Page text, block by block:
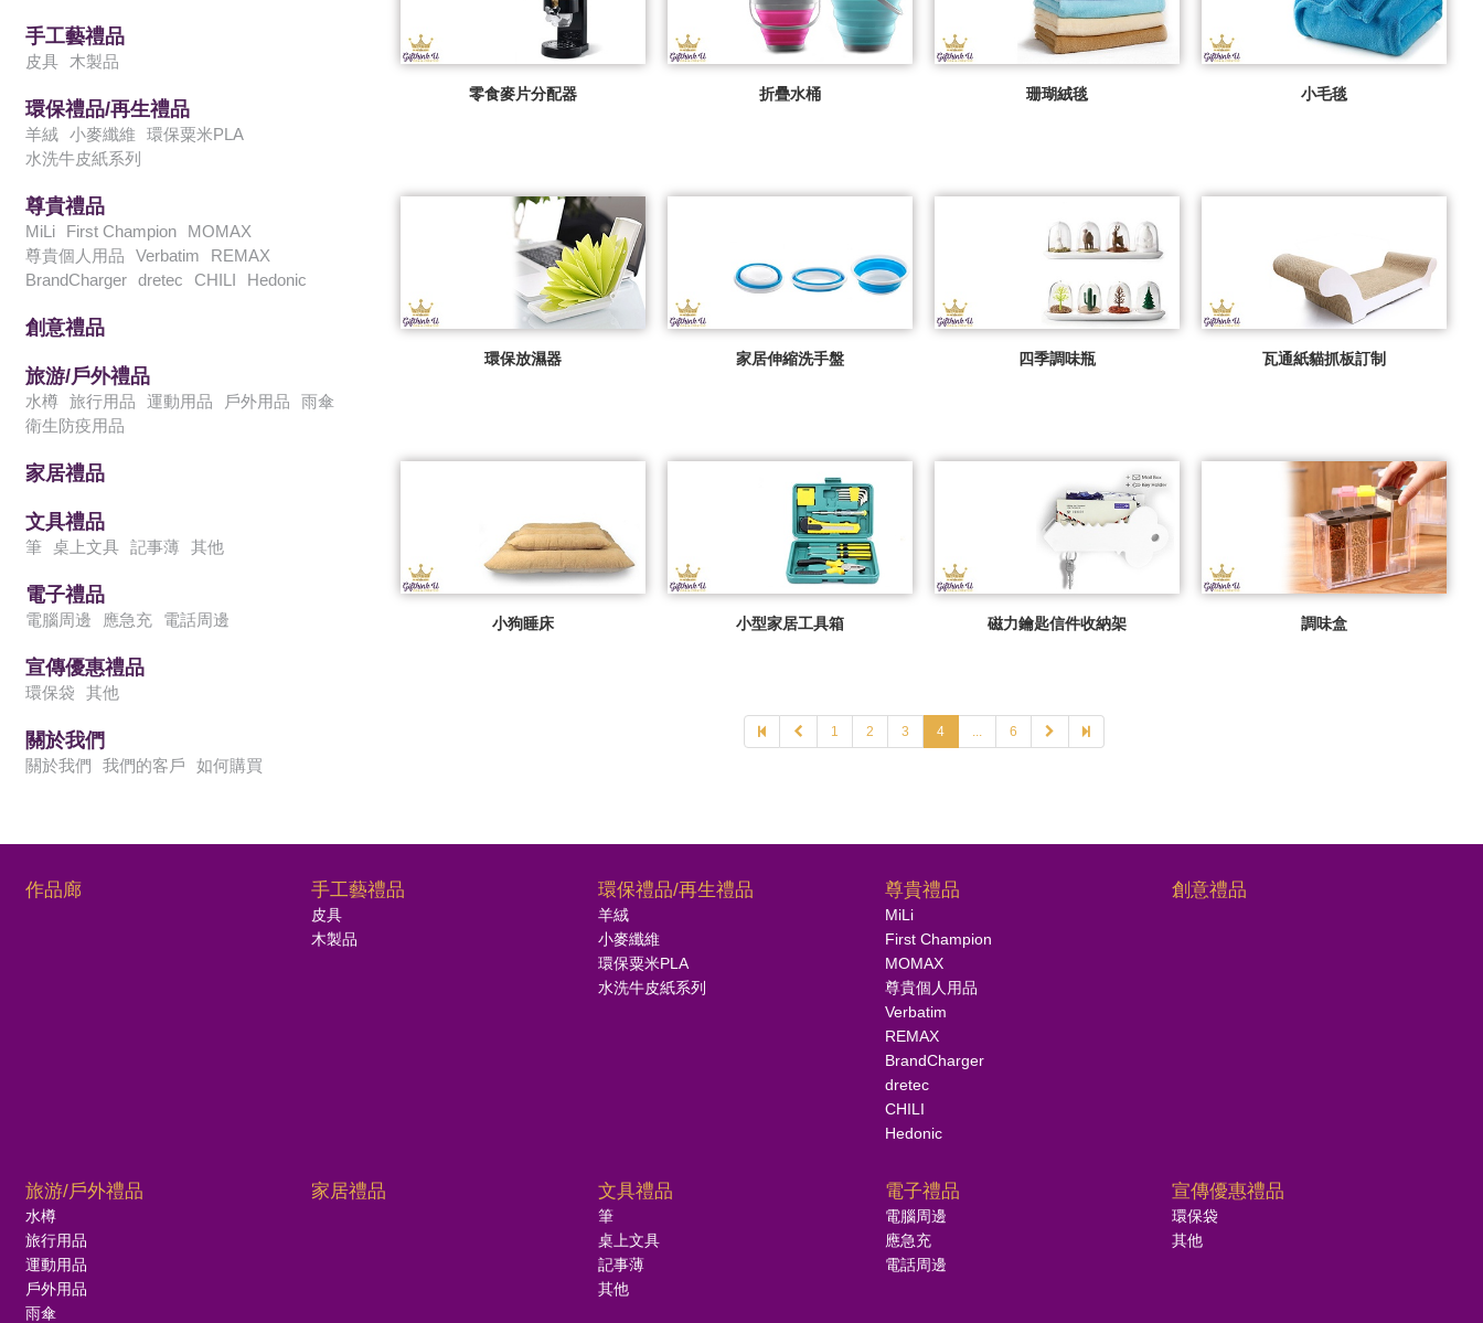
手工藝禮品
皮具 木製品
環保禮品/再生禮品
羊絨 小麥纖維
環保粟米PLA
水洗牛皮紙系列
尊貴禮品
MiLi First Champion
MOMAX
尊貴個人用品
Verbatim
REMAX
BrandCharger
dretec CHILI Hedonic
創意禮品
旅游/戶外禮品
水樽 旅行用品 運動用品 戶外用品
雨傘
衛生防疫用品
家居禮品
文具禮品
筆 桌上文具 記事薄 其他
電子禮品
電腦周邊 應急充 電話周邊
宣傳優惠禮品
環保袋 其他
關於我們
關於我們 我們的客戶 如何購買
零食麥片分配器 折疊水桶 珊瑚絨毯 小毛毯
環保放濕器 家居伸縮洗手盤 四季調味瓶 瓦通紙貓抓板訂制
小狗睡床 小型家居工具箱 磁力鑰匙信件收納架 調味盒
1 2 3 4 ... 6
作品廊 手工藝禮品
皮具
木製品
環保禮品/再生禮品
羊絨
小麥纖維
環保粟米PLA
水洗牛皮紙系列
尊貴禮品
MiLi
First Champion
MOMAX
尊貴個人用品
Verbatim
REMAX
BrandCharger
dretec
CHILI
Hedonic
創意禮品
旅游/戶外禮品
水樽
旅行用品
運動用品
戶外用品
雨傘
家居禮品 文具禮品
筆
桌上文具
記事薄
其他
電子禮品
電腦周邊
應急充
電話周邊
宣傳優惠禮品
環保袋
其他